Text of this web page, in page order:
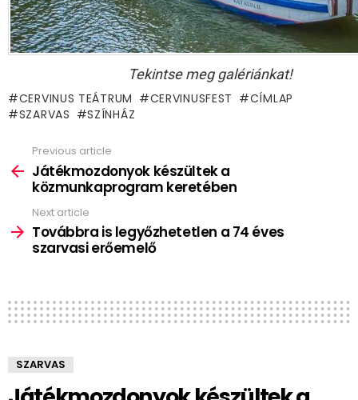
Tekintse meg galériánkat!
CERVINUS TEÁTRUM CERVINUSFEST
CÍMLAP
SZARVAS
SZÍNHÁZ
more
Previous article
Játékmozdonyok készültek a
közmunkaprogram keretében
Next article
Továbbra is legyőzhetetlen a 74 éves
szarvasi erőemelő
SZARVAS